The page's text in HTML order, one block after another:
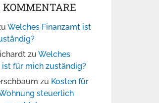
KOMMENTARE
Welches Finanzamt ist
zuWelches
ist für mich zuständig?
zu Kosten für
steuerlich